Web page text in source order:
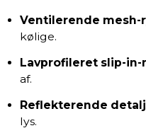
Ventilerende mesh-
kølige.
Lavprofileret slip-in-
af.
Reflekterende
lys.